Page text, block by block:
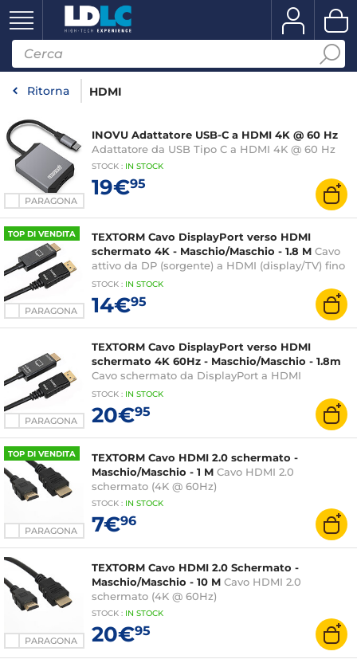
Ritorna HDMI
PARAGONA
INOVU Adattatore USB-C a HDMI 4K @ 60 Hz
Adattatore da USB Tipo C a HDMI 4K @ 60 Hz
STOCK : IN STOCK
19€95
TOP DI VENDITA
PARAGONA
TEXTORM Cavo DisplayPort verso HDMI
schermato 4K - Maschio/Maschio - 1.8 M Cavo
attivo da DP (sorgente) a HDMI (display/TV) fino
a 4K@30Hz
STOCK : IN STOCK
14€95
PARAGONA
TEXTORM Cavo DisplayPort verso HDMI
schermato 4K 60Hz - Maschio/Maschio - 1.8m
Cavo schermato da DisplayPort a HDMI
4K@60Hz - maschio/maschio - 1,8 metri
STOCK : IN STOCK
20€95
TOP DI VENDITA
PARAGONA
TEXTORM Cavo HDMI 2.0 schermato -
Maschio/Maschio - 1 M Cavo HDMI 2.0
schermato (4K @ 60Hz)
STOCK : IN STOCK
7€96
PARAGONA
TEXTORM Cavo HDMI 2.0 Schermato -
Maschio/Maschio - 10 M Cavo HDMI 2.0
schermato (4K @ 60Hz)
STOCK : IN STOCK
20€95